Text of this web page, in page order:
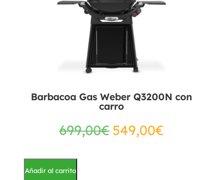
Barbacoa Gas Weber Q3200N con
carro
699,00€ 549,00€
Añadir al carrito